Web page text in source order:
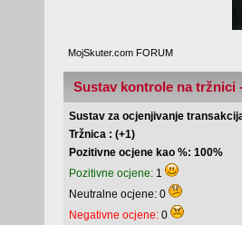
MojSkuter.com FORUM
Sustav kontrole na tržnici
Sustav za ocjenjivanje
Tržnica : (+1)
Pozitivne ocjene kao %: 100%
Pozitivne ocjene: 1
Neutralne ocjene: 0
Negativne ocjene: 0